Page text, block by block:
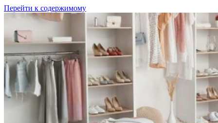
Перейти к содержимому